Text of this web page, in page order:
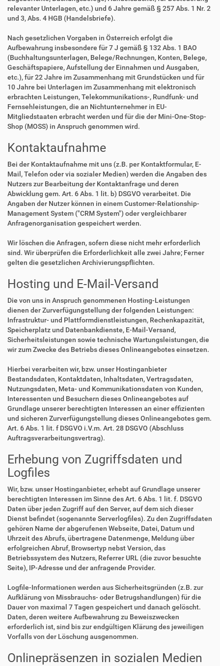
relevanter Unterlagen, etc.) und 6 Jahre gemäß § 257 Abs. 1 Nr. 2
und 3, Abs. 4 HGB (Handelsbriefe).
Nach gesetzlichen Vorgaben in Österreich erfolgt die
Aufbewahrung insbesondere für 7 J gemäß § 132 Abs. 1 BAO
(Buchhaltungsunterlagen, Belege/Rechnungen, Konten, Belege,
Geschäftspapiere, Aufstellung der Einnahmen und Ausgaben,
etc.), für 22 Jahre im Zusammenhang mit Grundstücken und für
10 Jahre bei Unterlagen im Zusammenhang mit elektronisch
erbrachten Leistungen, Telekommunikations-, Rundfunk- und
Fernsehleistungen, die an Nichtunternehmer in EU-
Mitgliedstaaten erbracht werden und für die der Mini-One-Stop-
Shop (MOSS) in Anspruch genommen wird.
Kontaktaufnahme
Bei der Kontaktaufnahme mit uns (z.B. per Kontaktformular, E-
Mail, Telefon oder via sozialer Medien) werden die Angaben des
Nutzers zur Bearbeitung der Kontaktanfrage und deren
Abwicklung gem. Art. 6 Abs. 1 lit. b) DSGVO verarbeitet. Die
Angaben der Nutzer können in einem Customer-Relationship-
Management System ("CRM System") oder vergleichbarer
Anfragenorganisation gespeichert werden.
Wir löschen die Anfragen, sofern diese nicht mehr erforderlich
sind. Wir überprüfen die Erforderlichkeit alle zwei Jahre; Ferner
gelten die gesetzlichen Archivierungspflichten.
Hosting und E-Mail-Versand
Die von uns in Anspruch genommenen Hosting-Leistungen
dienen der Zurverfügungstellung der folgenden Leistungen:
Infrastruktur- und Plattformdienstleistungen, Rechenkapazität,
Speicherplatz und Datenbankdienste, E-Mail-Versand,
Sicherheitsleistungen sowie technische Wartungsleistungen, die
wir zum Zwecke des Betriebs dieses Onlineangebotes einsetzen.
Hierbei verarbeiten wir, bzw. unser Hostinganbieter
Bestandsdaten, Kontaktdaten, Inhaltsdaten, Vertragsdaten,
Nutzungsdaten, Meta- und Kommunikationsdaten von Kunden,
Interessenten und Besuchern dieses Onlineangebotes auf
Grundlage unserer berechtigten Interessen an einer effizienten
und sicheren Zurverfügungstellung dieses Onlineangebotes gem.
Art. 6 Abs. 1 lit. f DSGVO i.V.m. Art. 28 DSGVO (Abschluss
Auftragsverarbeitungsvertrag).
Erhebung von Zugriffsdaten und
Logfiles
Wir, bzw. unser Hostinganbieter, erhebt auf Grundlage unserer
berechtigten Interessen im Sinne des Art. 6 Abs. 1 lit. f. DSGVO
Daten über jeden Zugriff auf den Server, auf dem sich dieser
Dienst befindet (sogenannte Serverlogfiles). Zu den Zugriffsdaten
gehören Name der abgerufenen Webseite, Datei, Datum und
Uhrzeit des Abrufs, übertragene Datenmenge, Meldung über
erfolgreichen Abruf, Browsertyp nebst Version, das
Betriebssystem des Nutzers, Referrer URL (die zuvor besuchte
Seite), IP-Adresse und der anfragende Provider.
Logfile-Informationen werden aus Sicherheitsgründen (z.B. zur
Aufklärung von Missbrauchs- oder Betrugshandlungen) für die
Dauer von maximal 7 Tagen gespeichert und danach gelöscht.
Daten, deren weitere Aufbewahrung zu Beweiszwecken
erforderlich ist, sind bis zur endgültigen Klärung des jeweiligen
Vorfalls von der Löschung ausgenommen.
Onlinepräsenzen in sozialen Medien